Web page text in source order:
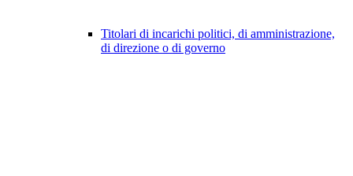
Titolari di incarichi politici, di amministrazione,
di direzione o di governo